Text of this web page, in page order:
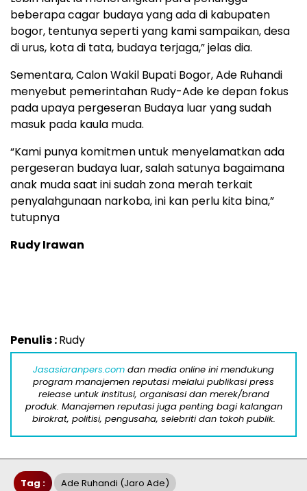
beberapa cagar budaya yang ada di kabupaten
bogor, tentunya seperti yang kami sampaikan, desa
di urus, kota di tata, budaya terjaga,” jelas dia.
Sementara, Calon Wakil Bupati Bogor, Ade Ruhandi
menyebut pemerintahan Rudy-Ade ke depan fokus
pada upaya pergeseran Budaya luar yang sudah
masuk pada kaula muda.
“Kami punya komitmen untuk menyelamatkan ada
pergeseran budaya luar, salah satunya bagaimana
anak muda saat ini sudah zona merah terkait
penyalahgunaan narkoba, ini kan perlu kita bina,”
tutupnya
Rudy Irawan
Penulis :Rudy
Jasasiaranpers.com dan media online ini mendukung
program manajemen reputasi melalui publikasi press
release untuk institusi, organisasi dan merek/brand
produk. Manajemen reputasi juga penting bagi kalangan
birokrat, politisi, pengusaha, selebriti dan tokoh publik.
Tag : Ade Ruhandi (Jaro Ade)